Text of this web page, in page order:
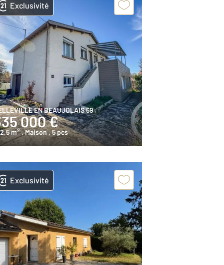
Exclusivité
EN BEAUJOLAIS 69
000 €
m2 , Maison, 5 pcs
Exclusivité